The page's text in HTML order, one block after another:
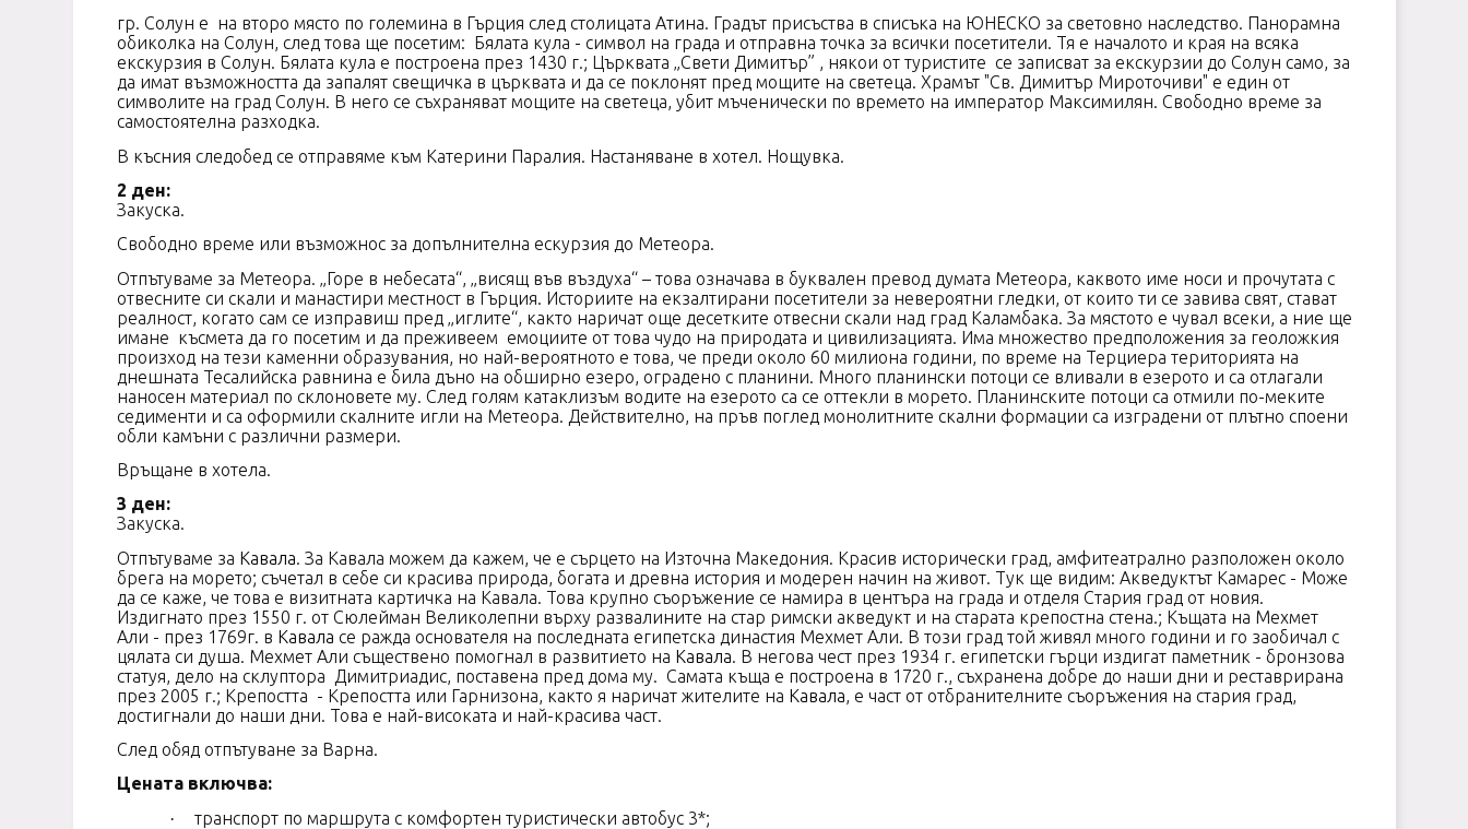
гр. Солун е на второ място по големина в Гърция след столицата Атина. Градът присъства в списъка на ЮНЕСКО за световно наследство. Панорамна
обиколка на Солун, след това ще посетим: Бялата кула - символ на града и отправна точка за всички посетители. Тя е началото и края на всяка
екскурзия в Солун. Бялата кула е построена през 1430 г.; Църквата „Свети Димитър” , някои от туристите се записват за екскурзии до Солун само, за
да имат възможността да запалят свещичка в църквата и да се поклонят пред мощите на светеца. Храмът "Св. Димитър Мироточиви" е един от
символите на град Солун. В него се съхраняват мощите на светеца, убит мъченически по времето на император Максимилян. Свободно време за
самостоятелна разходка.
В късния следобед се отправяме към Катерини Паралия. Настаняване в хотел. Нощувка.
2 ден:
Закуска.
Свободно време или възможнос за допълнителна ескурзия до Метеора.
Отпътуваме за Метеора. „Горе в небесата“, „висящ във въздуха“ – това означава в буквален превод думата Метеора, каквото име носи и прочутата с
отвесните си скали и манастири местност в Гърция. Историите на екзалтирани посетители за невероятни гледки, от които ти се завива свят, стават
реалност, когато сам се изправиш пред „иглите“, както наричат още десетките отвесни скали над град Каламбака. За мястото е чувал всеки, а ние ще
имане късмета да го посетим и да преживеем емоциите от това чудо на природата и цивилизацията. Има множество предположения за геоложкия
произход на тези каменни образувания, но най-вероятното е това, че преди около 60 милиона години, по време на Терциера територията на
днешната Тесалийска равнина е била дъно на обширно езеро, оградено с планини. Много планински потоци се вливали в езерото и са отлагали
наносен материал по склоновете му. След голям катаклизъм водите на езерото са се оттекли в морето. Планинските потоци са отмили по-меките
седименти и са оформили скалните игли на Метеора. Действително, на пръв поглед монолитните скални формации са изградени от плътно споени
обли камъни с различни размери.
Връщане в хотела.
3 ден:
Закуска.
Отпътуваме за Кавала. За Кавала можем да кажем, че е сърцето на Източна Македония. Красив исторически град, амфитеатрално разположен около
брега на морето; съчетал в себе си красива природа, богата и древна история и модерен начин на живот. Тук ще видим: Акведуктът Камарес - Може
да се каже, че това е визитната картичка на Кавала. Това крупно съоръжение се намира в центъра на града и отделя Стария град от новия.
Издигнато през 1550 г. от Сюлейман Великолепни върху развалините на стар римски акведукт и на старата крепостна стена.; Къщата на Мехмет
Али - през 1769г. в Кавала се ражда основателя на последната египетска династия Мехмет Али. В този град той живял много години и го заобичал с
цялата си душа. Мехмет Али съществено помогнал в развитието на Кавала. В негова чест през 1934 г. египетски гърци издигат паметник - бронзова
статуя, дело на склуптора Димитриадис, поставена пред дома му. Самата къща е построена в 1720 г., съхранена добре до наши дни и реставрирана
през 2005 г.; Крепостта - Крепостта или Гарнизона, както я наричат жителите на Кавала, е част от отбранителните съоръжения на стария град,
достигнали до наши дни. Това е най-високата и най-красива част.
След обяд отпътуване за Варна.
Цената включва:
· транспорт по маршрута с комфортен туристически автобус 3*;